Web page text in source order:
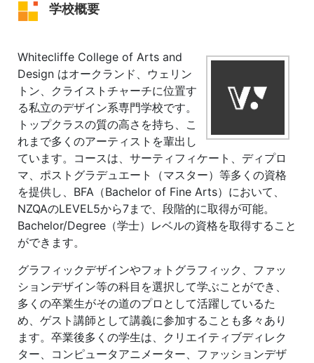
学校概要
Whitecliffe College of Arts and
Design はオークランド、ウェリン
トン、クライストチャーチに位置す
る私立のデザイン系専門学校です。
トップクラスの質の高さを持ち、こ
れまで多くのアーティストを輩出し
ています。コースは、サーティフィケート、ディプロ
マ、ポストグラデュエート（マスター）等多くの資格
を提供し、BFA（Bachelor of Fine Arts）において、
NZQAのLEVEL5から7まで、段階的に取得が可能。
Bachelor/Degree（学士）レベルの資格を取得すること
ができます。
グラフィックデザインやフォトグラフィック、ファッ
ションデザイン等の科目を選択して学ぶことができ、
多くの卒業生がその道のプロとして活躍しているた
め、ゲスト講師として講義に参加することも多々あり
ます。卒業後多くの学生は、クリエイティブディレク
ター、コンピュータアニメーター、ファッションデザ